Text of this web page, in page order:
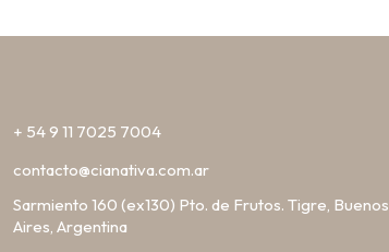
+ 54 9 11 7025 7004
contacto@cianativa.com.ar
Sarmiento 160 (ex130) Pto. de Frutos. Tigre, Buenos
Aires, Argentina